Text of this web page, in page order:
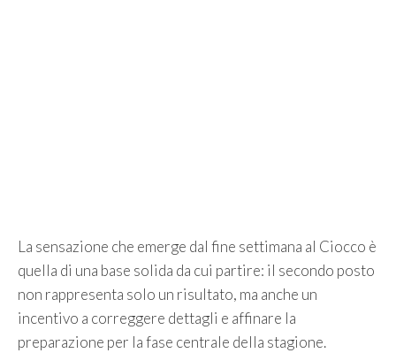
La sensazione che emerge dal fine settimana al Ciocco è
quella di una base solida da cui partire: il secondo posto
non rappresenta solo un risultato, ma anche un
incentivo a correggere dettagli e affinare la
preparazione per la fase centrale della stagione.